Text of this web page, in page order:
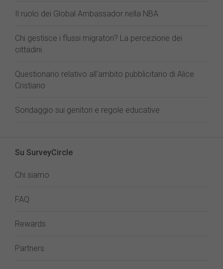
Il ruolo dei Global Ambassador nella NBA
Chi gestisce i flussi migratori? La percezione dei
cittadini
Questionario relativo all'ambito pubblicitario di Alice
Cristiano
Sondaggio sui genitori e regole educative
Su SurveyCircle
Chi siamo
FAQ
Rewards
Partners